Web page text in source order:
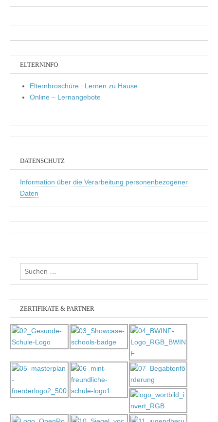
ELTERNINFO
Elternbroschüre : Lernen zu Hause
Online – Lernangebote
DATENSCHUTZ
Information über die Verarbeitung personenbezogener
Daten
Suchen
nach:
ZERTIFIKATE & PARTNER